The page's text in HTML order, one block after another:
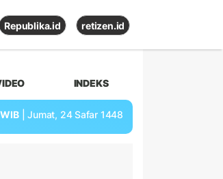
Republika.id retizen.id
INDEKS
| Jumat, 24 Safar 1448